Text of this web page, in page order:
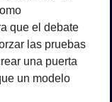
que el debate
las pruebas
una puerta
un modelo